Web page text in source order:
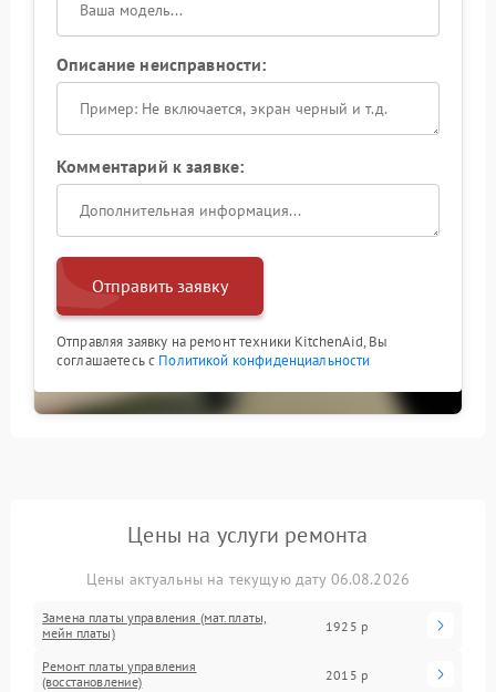
Описание неисправности:
Комментарий к заявке:
Отправить заявку
Отправляя заявку на ремонт техники KitchenAid, Вы
соглашаетесь с Политикой конфиденциальности
Цены на услуги ремонта
Цены актуальны на текущую дату 06.08.2026
Замена платы управления (мат.платы,
мейн платы)
1925 р
Ремонт платы управления
(восстановление)
2015 р